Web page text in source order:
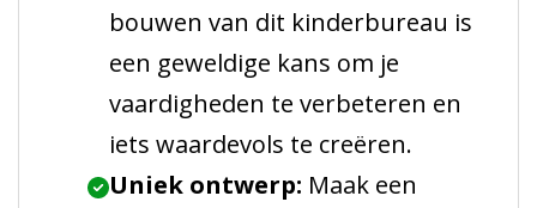
bouwen van dit kinderbureau is
een geweldige kans om je
vaardigheden te verbeteren en
iets waardevols te creëren.
Uniek ontwerp: Maak een